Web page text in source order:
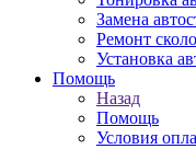
Замена
Ремонт
Установка
Помощь
Назад
Помощь
Условия